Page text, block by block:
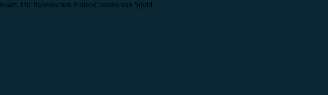
Die italienischen Noise-Cousins von Squid.